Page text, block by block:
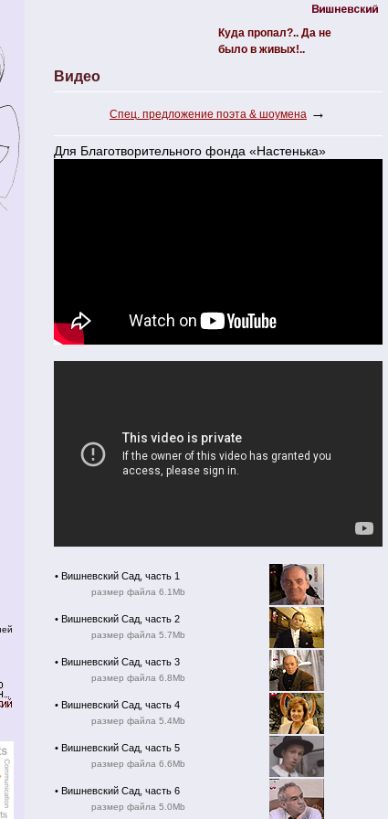
Куда пропал?.. Да не
было в живых!..
Видео
Спец. предложение поэта & шоумена →
Для Благотворительного фонда «Настенька»
• Вишневский Сад, часть 1
размер файла 6.1Mb
• Вишневский Сад, часть 2
размер файла 5.7Mb
• Вишневский Сад, часть 3
размер файла 6.8Mb
• Вишневский Сад, часть 4
размер файла 5.4Mb
• Вишневский Сад, часть 5
размер файла 6.6Mb
• Вишневский Сад, часть 6
размер файла 5.0Mb